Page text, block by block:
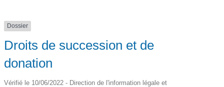
Dossier
Droits de succession et de
donation
Vérifié le 10/06/2022 - Direction de l'information légale et